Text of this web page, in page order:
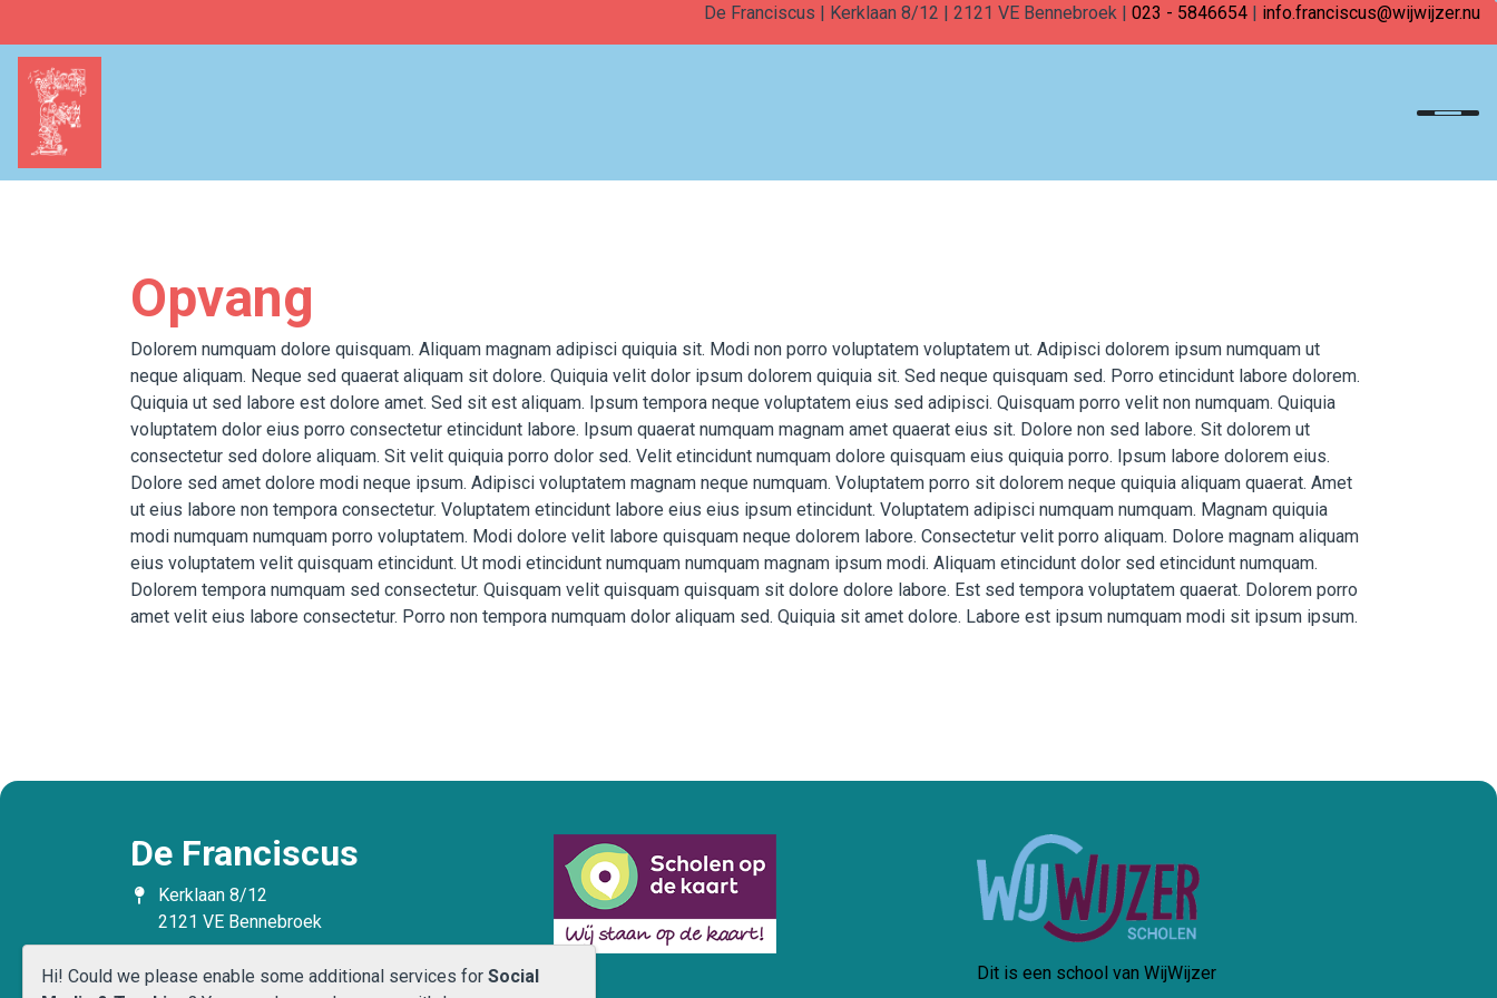
De Franciscus | Kerklaan 8/12 | 2121 VE Bennebroek | 023 - 5846654 | info.franciscus@wijwijzer.nu
Home
Ouders in onderwijs
Samenkomen
Beleid en formulieren
Werken bij WijWijzer
Opvang
Dolorem numquam dolore quisquam. Aliquam magnam adipisci quiquia sit. Modi non porro voluptatem voluptatem ut. Adipisci dolorem ipsum numquam ut
neque aliquam. Neque sed quaerat aliquam sit dolore. Quiquia velit dolor ipsum dolorem quiquia sit. Sed neque quisquam sed. Porro etincidunt labore dolorem.
Quiquia ut sed labore est dolore amet. Sed sit est aliquam. Ipsum tempora neque voluptatem eius sed adipisci. Quisquam porro velit non numquam. Quiquia
voluptatem dolor eius porro consectetur etincidunt labore. Ipsum quaerat numquam magnam amet quaerat eius sit. Dolore non sed labore. Sit dolorem ut
consectetur sed dolore aliquam. Sit velit quiquia porro dolor sed. Velit etincidunt numquam dolore quisquam eius quiquia porro. Ipsum labore dolorem eius.
Dolore sed amet dolore modi neque ipsum. Adipisci voluptatem magnam neque numquam. Voluptatem porro sit dolorem neque quiquia aliquam quaerat. Amet
ut eius labore non tempora consectetur. Voluptatem etincidunt labore eius eius ipsum etincidunt. Voluptatem adipisci numquam numquam. Magnam quiquia
modi numquam numquam porro voluptatem. Modi dolore velit labore quisquam neque dolorem labore. Consectetur velit porro aliquam. Dolore magnam aliquam
eius voluptatem velit quisquam etincidunt. Ut modi etincidunt numquam numquam magnam ipsum modi. Aliquam etincidunt dolor sed etincidunt numquam.
Dolorem tempora numquam sed consectetur. Quisquam velit quisquam quisquam sit dolore dolore labore. Est sed tempora voluptatem quaerat. Dolorem porro
amet velit eius labore consectetur. Porro non tempora numquam dolor aliquam sed. Quiquia sit amet dolore. Labore est ipsum numquam modi sit ipsum ipsum.
De Franciscus
Kerklaan 8/12
2121 VE Bennebroek
info.franciscus@wijwijzer.nu
Dit is een school van WijWijzer
Hi! Could we please enable some additional services for Social